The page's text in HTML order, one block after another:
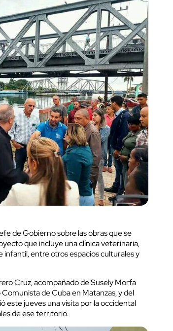
de Gobierno sobre las obras que se
que incluye una clínica veterinaria,
entre otros espacios culturales y
Cruz, acompañado de Susely Morfa
de Cuba en Matanzas, y del
este jueves una visita por la occidental
de ese territorio.